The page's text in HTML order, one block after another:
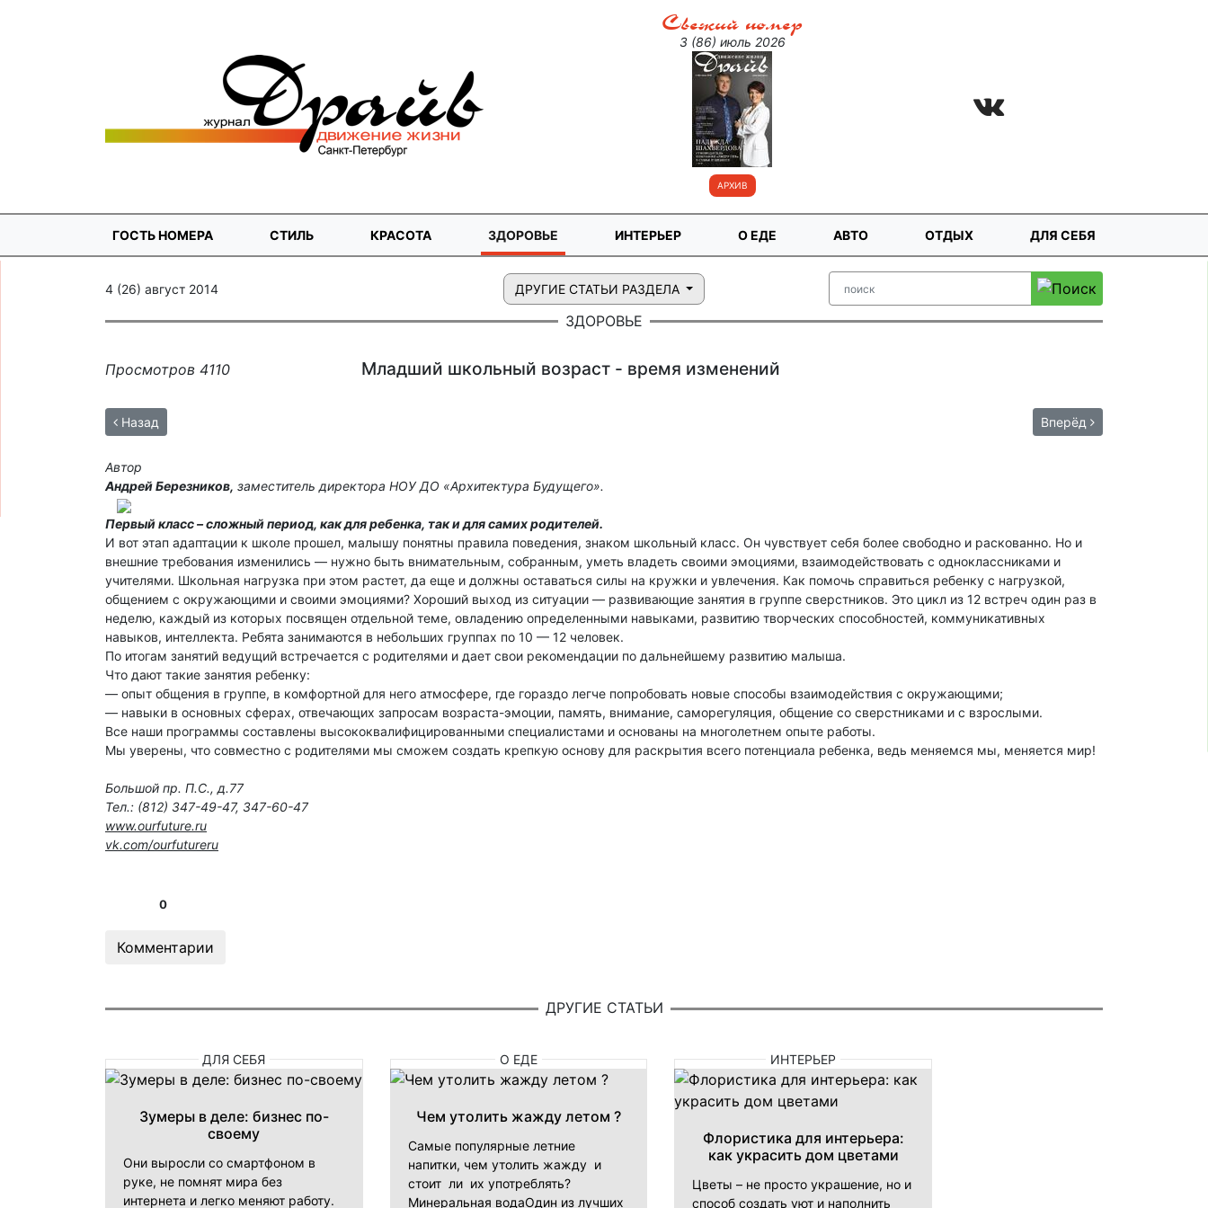
Свежий номер
3 (86) июль 2026
АРХИВ
ГОСТЬ НОМЕРА СТИЛЬ КРАСОТА ЗДОРОВЬЕ ИНТЕРЬЕР О ЕДЕ АВТО ОТДЫХ ДЛЯ СЕБЯ
4 (26) август 2014 ДРУГИЕ СТАТЬИ РАЗДЕЛА
ЗДОРОВЬЕ
Просмотров 4110 Младший школьный возраст - время изменений
Назад Вперёд
Автор
Андрей Березников, заместитель директора НОУ ДО «Архитектура Будущего».
Первый класс – сложный период, как для ребенка, так и для самих родителей.
И вот этап адаптации к школе прошел, малышу понятны правила поведения, знаком школьный класс. Он чувствует себя более свободно и раскованно. Но и
внешние требования изменились — нужно быть внимательным, собранным, уметь владеть своими эмоциями, взаимодействовать с одноклассниками и
учителями. Школьная нагрузка при этом растет, да еще и должны оставаться силы на кружки и увлечения. Как помочь справиться ребенку с нагрузкой,
общением с окружающими и своими эмоциями? Хороший выход из ситуации — развивающие занятия в группе сверстников. Это цикл из 12 встреч один раз в
неделю, каждый из которых посвящен отдельной теме, овладению определенными навыками, развитию творческих способностей, коммуникативных
навыков, интеллекта. Ребята занимаются в небольших группах по 10 — 12 человек.
По итогам занятий ведущий встречается с родителями и дает свои рекомендации по дальнейшему развитию малыша.
Что дают такие занятия ребенку:
— опыт общения в группе, в комфортной для него атмосфере, где гораздо легче попробовать новые способы взаимодействия с окружающими;
— навыки в основных сферах, отвечающих запросам возраста-эмоции, память, внимание, саморегуляция, общение со сверстниками и с взрослыми.
Все наши программы составлены высококвалифицированными специалистами и основаны на многолетнем опыте работы.
Мы уверены, что совместно с родителями мы сможем создать крепкую основу для раскрытия всего потенциала ребенка, ведь меняемся мы, меняется мир!
Большой пр. П.С., д.77
Тел.: (812) 347-49-47, 347-60-47
www.ourfuture.ru
vk.com/ourfutureru
0
Комментарии
ДРУГИЕ СТАТЬИ
ДЛЯ СЕБЯ
Зумеры в деле: бизнес по-
своему
Они выросли со смартфоном в
руке, не помнят мира без
интернета и легко меняют работу.
О ЕДЕ
Чем утолить жажду летом ?
Самые популярные летние
напитки, чем утолить жажду и
стоит ли их употреблять?
Минеральная водаОдин из лучших
ИНТЕРЬЕР
Флористика для интерьера:
как украсить дом цветами
Цветы – не просто украшение, но и
способ создать уют и наполнить